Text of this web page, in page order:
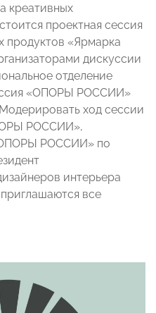
креативных
проектная сессия
продуктов «Ярмарка
дискуссии
отделение
«ОПОРЫ РОССИИ»
ход сессии
РОССИИ»,
РОССИИ» по
интерьера
все